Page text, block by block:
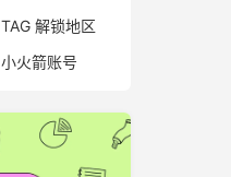
TAG 解锁地区
小火箭账号